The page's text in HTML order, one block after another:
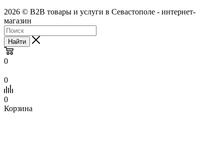
2026 © B2B товары и услуги в Севастополе - интернет-
магазин
Найти
0
0
0
Корзина